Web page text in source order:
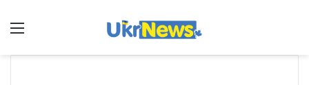
Меню